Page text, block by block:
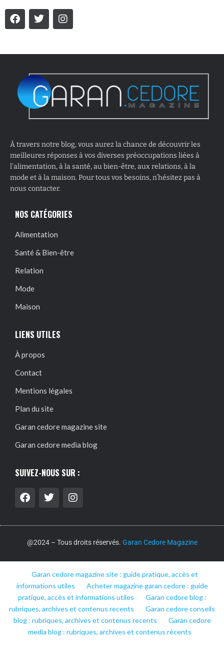
À travers notre blog, vous aurez la chance de découvrir les
meilleures réponses à vos diverses préoccupations liées à
l’alimentation, à la santé, au bien-être, aux relations, à la
mode et à la maison. Pour tous vos besoins, n’hésitez pas à
nous contacter.
NOS CATÉGORIES
Alimentation
Santé & Bien-être
Relation
Mode
Maison
LIENS UTILES
À propos
Contact
Mentions légales
Plan du site
Garan cedore magazine site
Garan cedore media blog
SUIVEZ-NOUS SUR :
@2024 – Tous droits réservés. Garan Cedore Magazine
Garan cedore magazine site : guide pratique, accès et
informations utiles
Acheter magazine garan cedore : guide
pratique, accès et informations utiles
Garan cedore blog :
rubriques, archives et contenus recents
Garan cedore conseils
blog : rubriques, archives et contenus recents
Garan cedore
media blog : rubriques, archives et contenus récents